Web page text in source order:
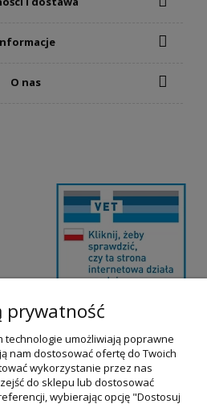
O nas
prywatność
technologie umożliwiają poprawne
nam dostosować ofertę do Twoich
wykorzystanie przez nas
do sklepu lub dostosować
wybierając opcję "Dostosuj